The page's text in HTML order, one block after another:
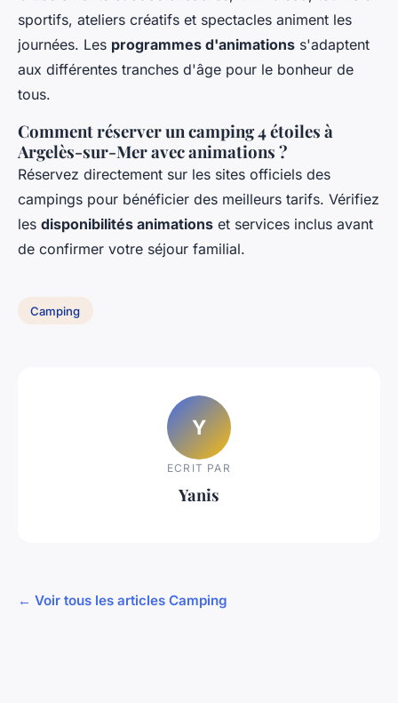
sportifs, ateliers créatifs et spectacles animent les
journées. Les programmes d'animations s'adaptent
aux différentes tranches d'âge pour le bonheur de
tous.
Comment réserver un camping 4 étoiles à
Argelès-sur-Mer avec animations ?
Réservez directement sur les sites officiels des
campings pour bénéficier des meilleurs tarifs. Vérifiez
les disponibilités animations et services inclus avant
de confirmer votre séjour familial.
Camping
Y
ECRIT PAR
Yanis
← Voir tous les articles Camping